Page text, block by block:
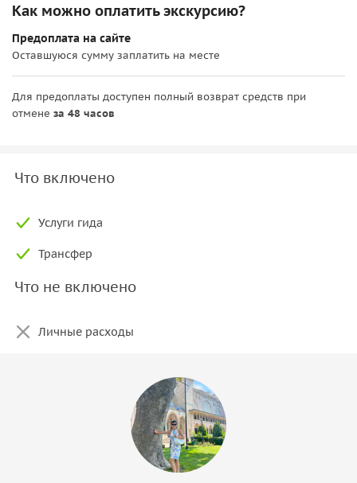
Как можно оплатить экскурсию?
Предоплата на сайте
Оставшуюся сумму заплатить на месте
Для предоплаты доступен полный возврат средств при
отмене за 48 часов
Что включено
Услуги гида
Трансфер
Что не включено
Личные расходы